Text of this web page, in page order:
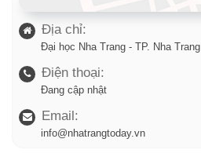
Địa chỉ:
Đại học Nha Trang - TP. Nha Trang
Điện thoại:
Đang cập nhật
Email:
info@nhatrangtoday.vn